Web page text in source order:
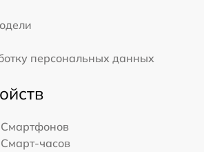
персональных данных
Смартфонов
Смарт-часов